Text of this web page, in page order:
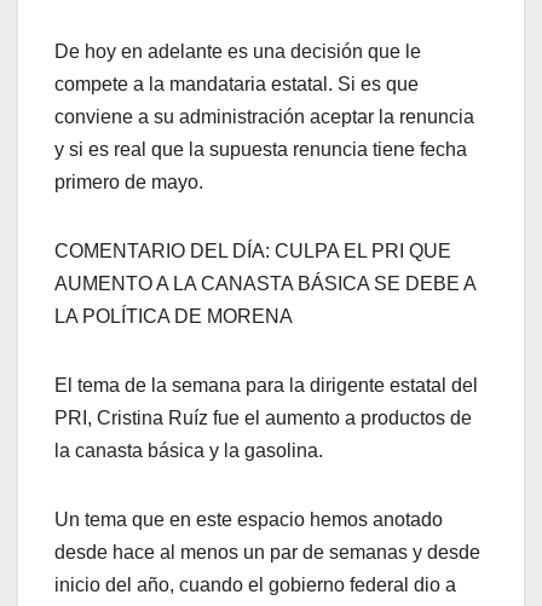
De hoy en adelante es una decisión que le
compete a la mandataria estatal. Si es que
conviene a su administración aceptar la renuncia
y si es real que la supuesta renuncia tiene fecha
primero de mayo.
COMENTARIO DEL DÍA: CULPA EL PRI QUE
AUMENTO A LA CANASTA BÁSICA SE DEBE A
LA POLÍTICA DE MORENA
El tema de la semana para la dirigente estatal del
PRI, Cristina Ruíz fue el aumento a productos de
la canasta básica y la gasolina.
Un tema que en este espacio hemos anotado
desde hace al menos un par de semanas y desde
inicio del año, cuando el gobierno federal dio a